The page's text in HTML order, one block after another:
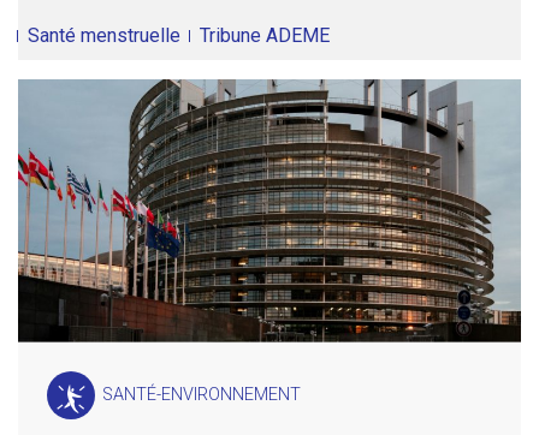
Santé menstruelle Tribune ADEME
SANTÉ-ENVIRONNEMENT